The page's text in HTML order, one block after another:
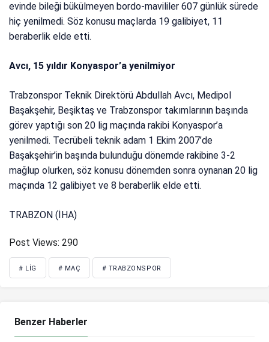
evinde bileği bükülmeyen bordo-mavililer 607 günlük sürede
hiç yenilmedi. Söz konusu maçlarda 19 galibiyet, 11
beraberlik elde etti.
Avcı, 15 yıldır Konyaspor’a yenilmiyor
Trabzonspor Teknik Direktörü Abdullah Avcı, Medipol
Başakşehir, Beşiktaş ve Trabzonspor takımlarının başında
görev yaptığı son 20 lig maçında rakibi Konyaspor’a
yenilmedi. Tecrübeli teknik adam 1 Ekim 2007’de
Başakşehir’in başında bulunduğu dönemde rakibine 3-2
mağlup olurken, söz konusu dönemden sonra oynanan 20 lig
maçında 12 galibiyet ve 8 beraberlik elde etti.
TRABZON (İHA)
Post Views: 290
# LIG # MAÇ # TRABZONSPOR
Benzer Haberler